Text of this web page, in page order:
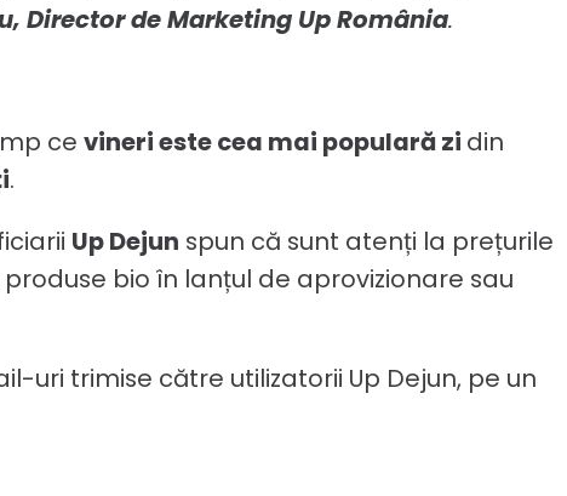
Director de Marketing Up România.
ce vineri este cea mai populară zi din
.
Up Dejun spun că sunt atenți la prețurile
bio în lanțul de aprovizionare sau
uri trimise către utilizatorii Up Dejun, pe un